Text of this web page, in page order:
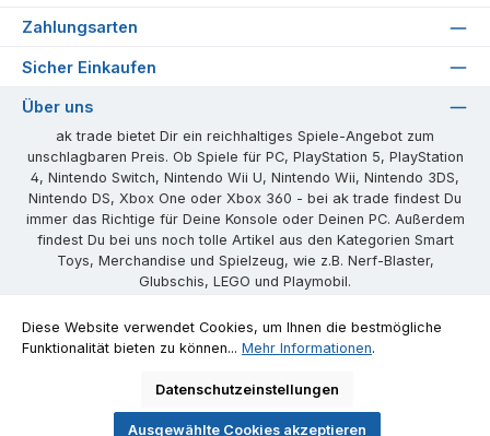
Zahlungsarten
Sicher Einkaufen
Über uns
ak trade bietet Dir ein reichhaltiges Spiele-Angebot zum
unschlagbaren Preis. Ob Spiele für PC, PlayStation 5, PlayStation
4, Nintendo Switch, Nintendo Wii U, Nintendo Wii, Nintendo 3DS,
Nintendo DS, Xbox One oder Xbox 360 - bei ak trade findest Du
immer das Richtige für Deine Konsole oder Deinen PC. Außerdem
findest Du bei uns noch tolle Artikel aus den Kategorien Smart
Toys, Merchandise und Spielzeug, wie z.B. Nerf-Blaster,
Glubschis, LEGO und Playmobil.
Unsere Communities
Diese Website verwendet Cookies, um Ihnen die bestmögliche
Funktionalität bieten zu können... Mehr Informationen.
Datenschutzeinstellungen
Ausgewählte Cookies akzeptieren